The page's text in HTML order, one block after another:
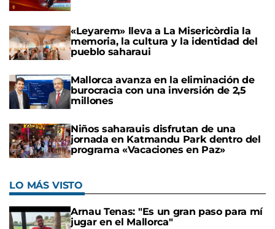
«Leyarem» lleva a La Misericòrdia la
memoria, la cultura y la identidad del
pueblo saharaui
Mallorca avanza en la eliminación de
burocracia con una inversión de 2,5
millones
Niños saharauis disfrutan de una
jornada en Katmandu Park dentro del
programa «Vacaciones en Paz»
LO MÁS VISTO
Arnau Tenas: "Es un gran paso para mí
jugar en el Mallorca"